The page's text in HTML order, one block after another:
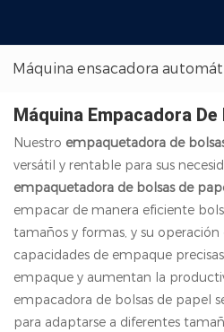
Máquina ensacadora
Máquina Empacadora
Nuestro empaquetadora de
versátil y rentable para sus
empaquetadora de bolsas de
empacar de manera eficiente
tamaños y formas, y su
capacidades de empaque
empaque y aumentan la
empacadora de bolsas de papel
para adaptarse a diferentes